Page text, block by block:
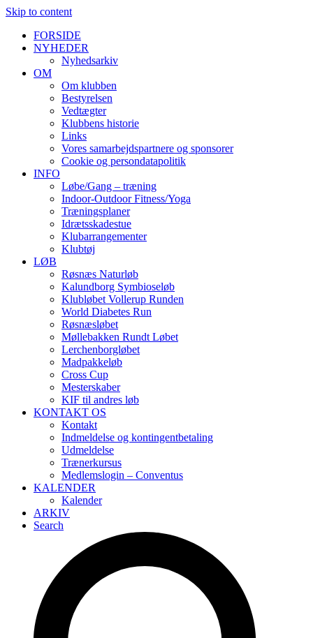
Skip to content
FORSIDE
NYHEDER
Nyhedsarkiv
OM
Om klubben
Bestyrelsen
Vedtægter
Klubbens historie
Links
Vores samarbejdspartnere og sponsorer
Cookie og persondatapolitik
INFO
Løbe/Gang – træning
Indoor-Outdoor Fitness/Yoga
Træningsplaner
Idrætsskadestue
Klubarrangementer
Klubtøj
LØB
Røsnæs Naturløb
Kalundborg Symbioseløb
Klubløbet Vollerup Runden
World Diabetes Run
Røsnæsløbet
Møllebakken Rundt Løbet
Lerchenborgløbet
Madpakkeløb
Cross Cup
Mesterskaber
KIF til andres løb
KONTAKT OS
Kontakt
Indmeldelse og kontingentbetaling
Udmeldelse
Trænerkursus
Medlemslogin – Conventus
KALENDER
Kalender
ARKIV
Search